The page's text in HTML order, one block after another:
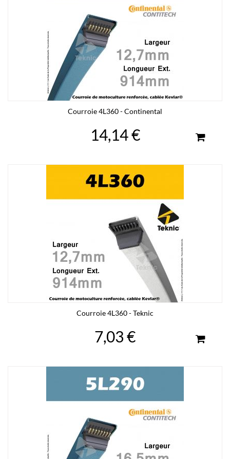
Courroie 4L360 - Continental
14,14 €
Courroie 4L360 - Teknic
7,03 €